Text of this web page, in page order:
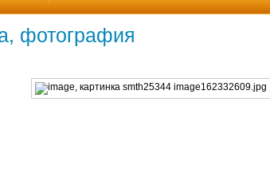
фотография